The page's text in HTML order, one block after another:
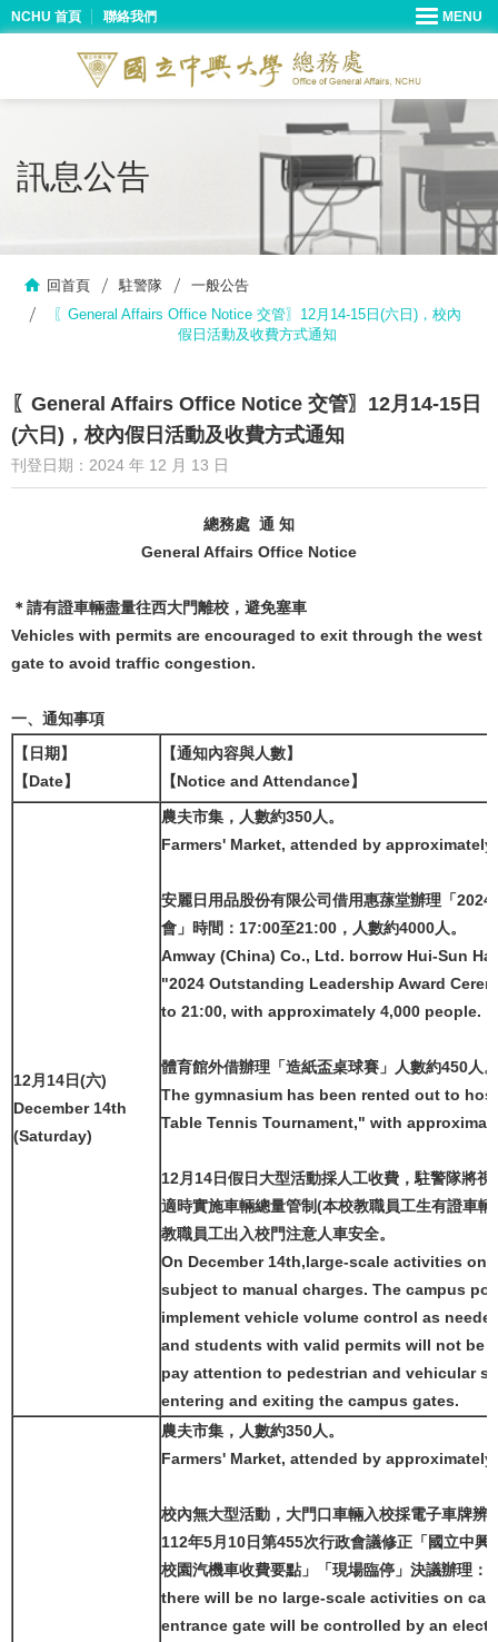
NCHU 首頁 聯絡我們
訊息公告
回首頁 駐警隊
一般公告
〖General Affairs Office Notice 交管〗12月14-15日(六日)，校內
假日活動及收費方式通知
〖General Affairs Office Notice 交管〗12月14-15日
(六日)，校內假日活動及收費方式通知
刊登日期：2024 年 12 月 13 日
總務處 通 知
General Affairs Office Notice
＊請有證車輛盡量往西大門離校，避免塞車
Vehicles with permits are encouraged to exit through the west
gate to avoid traffic congestion.
一、通知事項
【日期】
【Date】
【通知內容與人數】
【Notice and Attendance】
12月14日(六)
December 14th
(Saturday)
農夫市集，人數約350人。
Farmers' Market, attended by approximately
安麗日用品股份有限公司借用惠蓀堂辦理「2024
會」時間：17:00至21:00，人數約4000人。
Amway (China) Co., Ltd. borrow Hui-Sun
"2024 Outstanding Leadership Award
to 21:00, with approximately 4,000 people.
體育館外借辦理「造紙盃桌球賽」人數約450人。
The gymnasium has been rented out to
Table Tennis Tournament," with
12月14日假日大型活動採人工收費，駐警隊將
適時實施車輛總量管制(本校教職員工生有證車
教職員工出入校門注意人車安全。
On December 14th,large-scale activities on
subject to manual charges. The campus
implement vehicle volume control as
and students with valid permits will not be
pay attention to pedestrian and vehicular
entering and exiting the campus gates.
農夫市集，人數約350人。
Farmers' Market, attended by approximately
校內無大型活動，大門口車輛入校採電子車牌辨
112年5月10日第455次行政會議修正「國立中興
校園汽機車收費要點」「現場臨停」決議辦理：
there will be no large-scale activities on
entrance gate will be controlled by an